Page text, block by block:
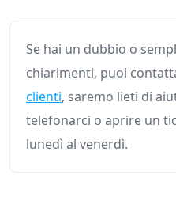
Se hai un dubbio o
chiarimenti, puoi
clienti, saremo lieti di
telefonarci o aprire un
lunedì al venerdì.